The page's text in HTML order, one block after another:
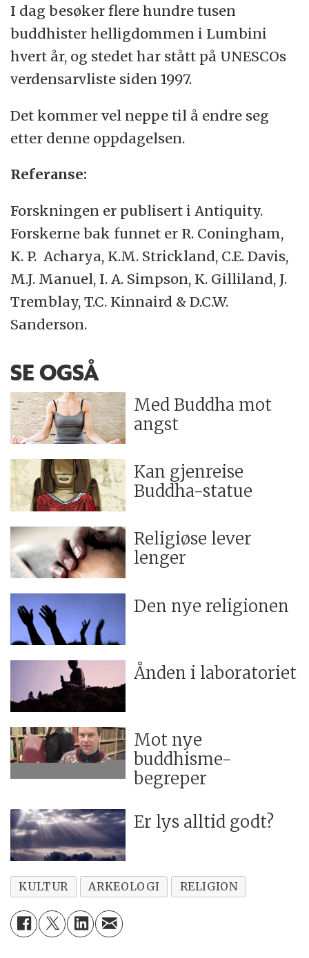
I dag besøker flere hundre tusen
buddhister helligdommen i Lumbini
hvert år, og stedet har stått på UNESCOs
verdensarvliste siden 1997.
Det kommer vel neppe til å endre seg
etter denne oppdagelsen.
Referanse:
Forskningen er publisert i Antiquity.
Forskerne bak funnet er R. Coningham,
K. P. Acharya, K.M. Strickland, C.E. Davis,
M.J. Manuel, I. A. Simpson, K. Gilliland, J.
Tremblay, T.C. Kinnaird & D.C.W.
Sanderson.
SE OGSÅ
Med Buddha mot
angst
Kan gjenreise
Buddha-statue
Religiøse lever
lenger
Den nye religionen
Ånden i laboratoriet
Mot nye
buddhisme-
begreper
Er lys alltid godt?
KULTUR ARKEOLOGI RELIGION